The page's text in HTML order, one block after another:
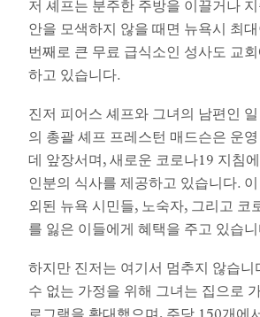
저 셰프는 분주한 주방을 이끌거나
안을 모색하지 않을 때면 뉴욕시 최
번째로 큰 무료 급식소인 성사도 교
하고 있습니다.
진저 피어스 셰프와 그녀의 남편인
의 총괄 셰프 프레스턴 매드슨은 운
데 앞장서며, 새로운 코로나19 지침
인분의 식사를 제공하고 있습니다.
외된 뉴욕 시민들, 노숙자, 그리고 코
를 잃은 이들에게 혜택을 주고 있습니
하지만 진저는 여기서 멈추지 않습니
수 없는 가정을 위해 그녀는 집으로